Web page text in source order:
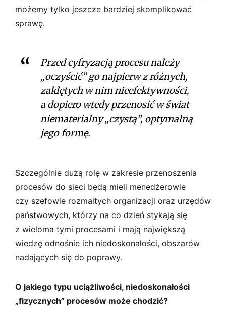
możemy tylko jeszcze bardziej skomplikować
sprawę.
Przed cyfryzacją procesu należy
„oczyścić” go najpierw z różnych,
zaklętych w nim nieefektywności,
a dopiero wtedy przenosić w świat
niematerialny „czystą”, optymalną
jego formę.
Szczególnie dużą rolę w zakresie przenoszenia
procesów do sieci będą mieli menedżerowie
czy szefowie rozmaitych organizacji oraz urzędów
państwowych, którzy na co dzień stykają się
z wieloma tymi procesami i mają największą
wiedzę odnośnie ich niedoskonałości, obszarów
nadających się do poprawy.
O jakiego typu uciążliwości, niedoskonałości
„fizycznych” procesów może chodzić?